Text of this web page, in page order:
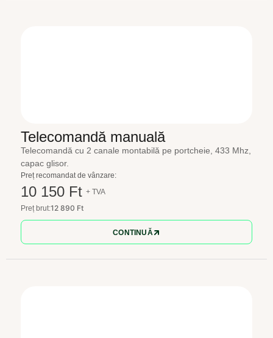
Telecomandă manuală
Telecomandă cu 2 canale montabilă pe portcheie, 433 Mhz,
capac glisor.
Preț recomandat de vânzare:
10 150 Ft + TVA
Preț brut:12 890 Ft
CONTINUĂ